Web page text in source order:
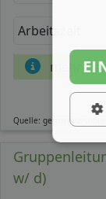
Arbeitszeit
mehr
Quelle:
w/ d)